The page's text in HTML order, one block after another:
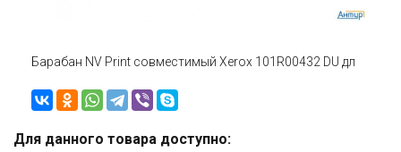
Барабан NV Print совместимый Xerox 101R00432 DU дл
Для данного товара доступно: